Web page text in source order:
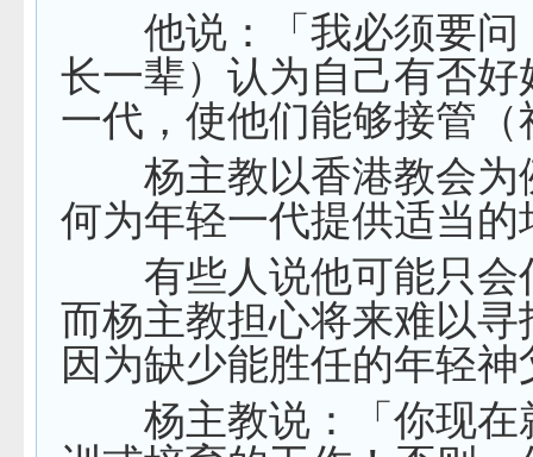
他说：「我必须要问
长一辈）认为自己有否好
一代，使他们能够接管（
杨主教以香港教会为
何为年轻一代提供适当的
有些人说他可能只会
而杨主教担心将来难以寻
因为缺少能胜任的年轻神
杨主教说：「你现在